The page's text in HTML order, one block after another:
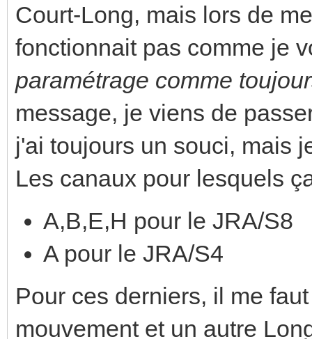
Court-Long, mais lors de
fonctionnait pas comme je
paramétrage comme
message, je viens de
j'ai toujours un souci, mais
Les canaux pour lesquels
A,B,E,H pour le JRA/S8
A pour le JRA/S4
Pour ces derniers, il me
mouvement et un autre